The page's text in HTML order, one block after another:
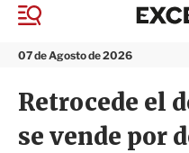
M
n
07 de Agosto de 2026
Retrocede el
se vende por